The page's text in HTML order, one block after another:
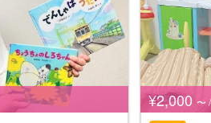
¥2,000 〜